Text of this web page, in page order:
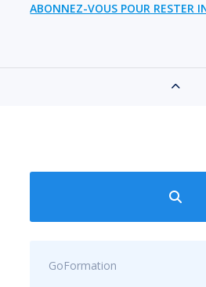
ABONNEZ-VOUS POUR RESTER
GoFormation